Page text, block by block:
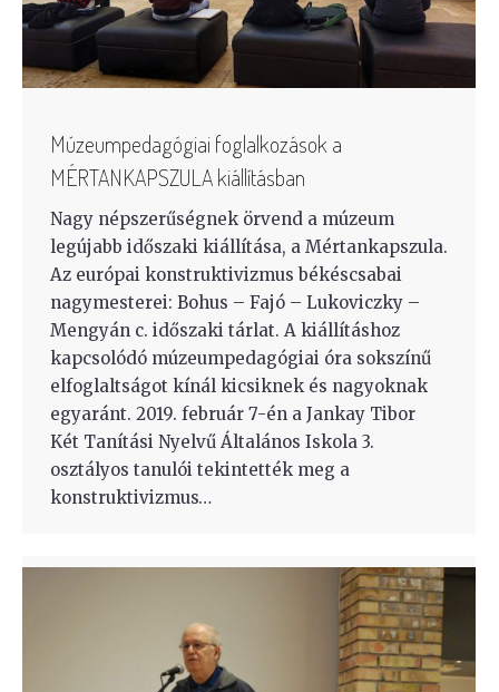
Múzeumpedagógiai foglalkozások a
MÉRTANKAPSZULA kiállításban
Nagy népszerűségnek örvend a múzeum
legújabb időszaki kiállítása, a Mértankapszula.
Az európai konstruktivizmus békéscsabai
nagymesterei: Bohus – Fajó – Lukoviczky –
Mengyán c. időszaki tárlat. A kiállításhoz
kapcsolódó múzeumpedagógiai óra sokszínű
elfoglaltságot kínál kicsiknek és nagyoknak
egyaránt. 2019. február 7-én a Jankay Tibor
Két Tanítási Nyelvű Általános Iskola 3.
osztályos tanulói tekintették meg a
konstruktivizmus…